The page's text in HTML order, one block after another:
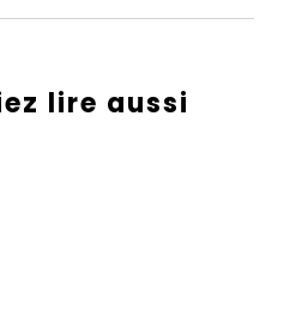
lire aussi